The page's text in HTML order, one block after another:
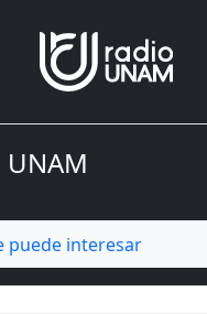
puede interesar